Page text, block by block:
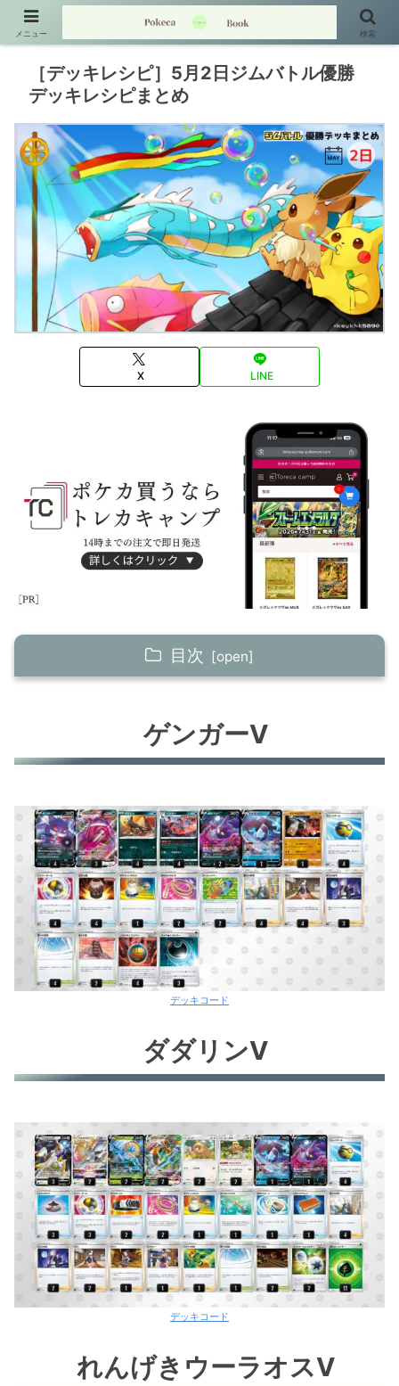
［デッキレシピ］5月2日ジムバトル優勝
デッキレシピまとめ
X LINE
目次
サンダースV
ダークライV
こくばバドレックスV
こくばバドレックスV②
ガラルサニゴーン
ドラパルトV
ゲンガーV
デッキコード
ダダリンV
デッキコード
れんげきウーラオスV
メニュー 検索